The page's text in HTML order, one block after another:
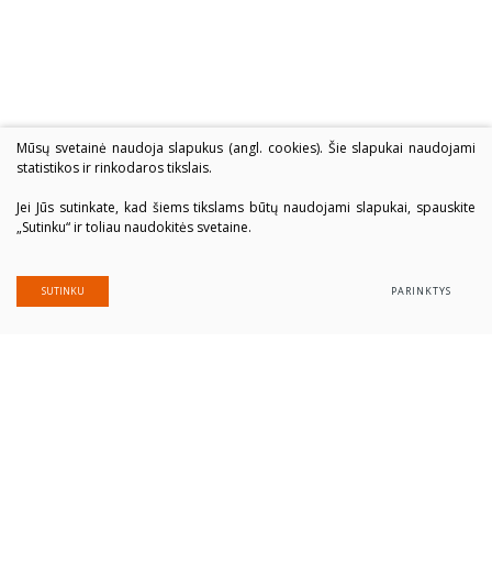
Mūsų svetainė naudoja slapukus (angl. cookies). Šie slapukai naudojami
statistikos ir rinkodaros tikslais.
Jei Jūs sutinkate, kad šiems tikslams būtų naudojami slapukai, spauskite
„Sutinku“ ir toliau naudokitės svetaine.
SUTINKU PARINKTYS